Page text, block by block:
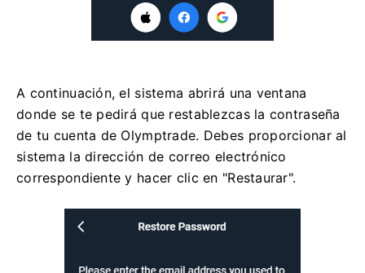
A continuación, el sistema abrirá una ventana
donde se te pedirá que restablezcas la contraseña
de tu cuenta de Olymptrade. Debes proporcionar al
sistema la dirección de correo electrónico
correspondiente y hacer clic en "Restaurar".